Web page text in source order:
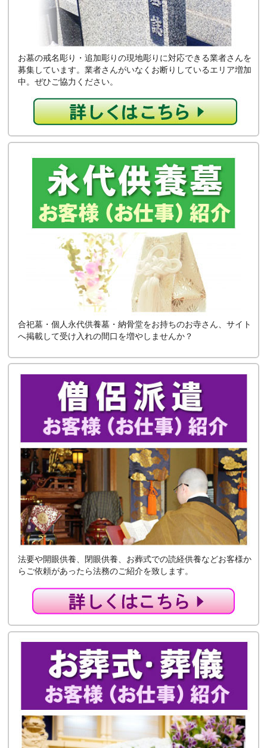
お墓の戒名彫り・追加彫りの現地彫りに対応できる業者さんを
募集しています。業者さんがいなくお断りしているエリア増加
中。ぜひご協力ください。
合祀墓・個人永代供養墓・納骨堂をお持ちのお寺さん、サイト
へ掲載して受け入れの間口を増やしませんか？
法要や開眼供養、閉眼供養、お葬式での読経供養などお客様か
らご依頼があったら法務のご紹介を致します。